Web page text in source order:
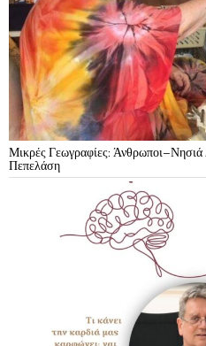
Μικρές Γεωγραφίες:
Πεπελάση